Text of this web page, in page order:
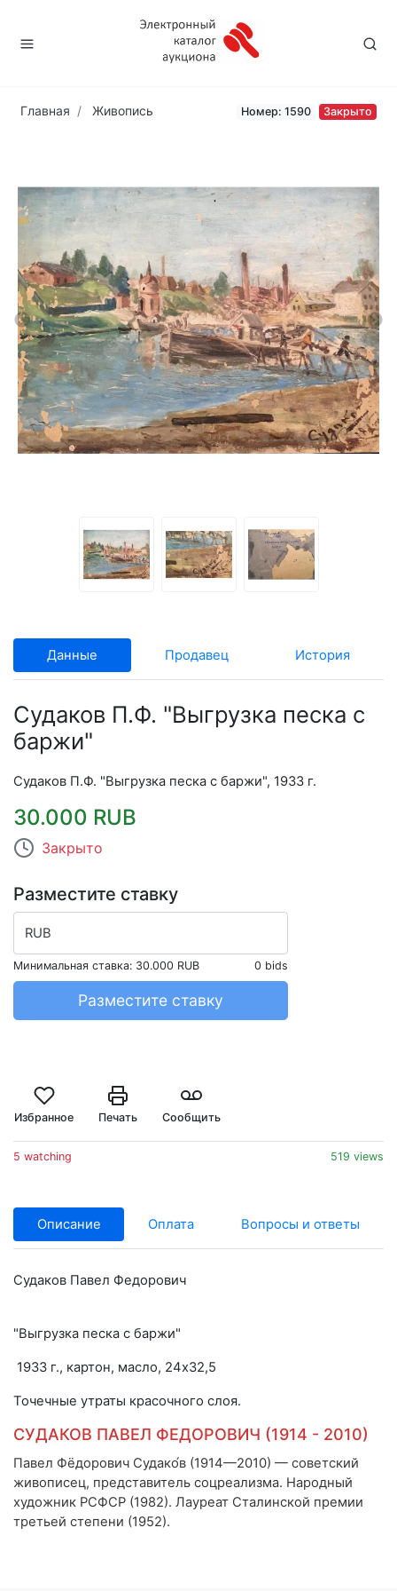
Главная Живопись Номер: 1590 Закрыто
Данные Продавец История
Судаков П.Ф. "Выгрузка песка с
баржи"
Судаков П.Ф. "Выгрузка песка с баржи", 1933 г.
30.000 RUB
Закрыто
Разместите ставку
RUB
Минимальная ставка: 30.000 RUB 0 bids
Разместите ставку
Избранное Печать Сообщить
5 watching 519 views
Описание Оплата Вопросы и ответы
Судаков Павел Федорович
"Выгрузка песка с баржи"
1933 г., картон, масло, 24х32,5
Точечные утраты красочного слоя.
СУДАКОВ ПАВЕЛ ФЕДОРОВИЧ (1914 - 2010)
Павел Фёдорович Судако́в (1914—2010) — советский
живописец, представитель соцреализма. Народный
художник РСФСР (1982). Лауреат Сталинской премии
третьей степени (1952).